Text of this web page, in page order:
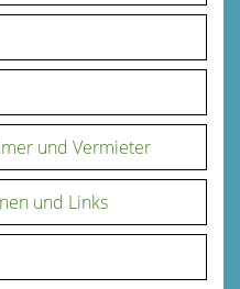
und Vermieter
und Links